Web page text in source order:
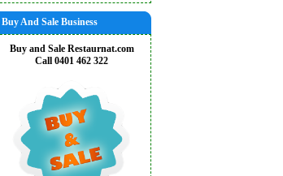
Buy And Sale Business
Buy and Sale Restaurnat.com
Call 0401 462 322